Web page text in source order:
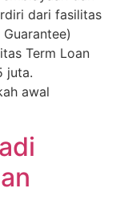
dari fasilitas
Term Loan
juta.
awal